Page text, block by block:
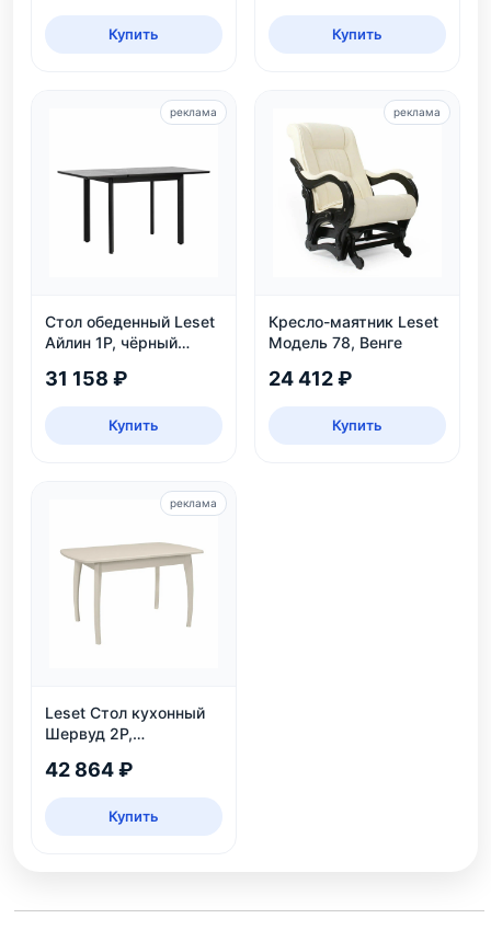
Купить Купить
Стол обеденный Leset
Айлин 1Р, чёрный
31 158 ₽
Купить
реклама
Кресло-маятник Leset
Модель 78, Венге
24 412 ₽
Купить
реклама
Leset Стол кухонный
Шервуд 2Р,
42 864 ₽
Купить
реклама